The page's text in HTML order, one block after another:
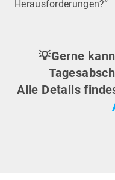
Herausforderungen?“
💡Gerne
Alle Details